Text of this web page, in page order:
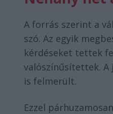
A forrás szerint a
szó. Az egyik
kérdéseket tettek
valószínűsítettek. A
is felmerült.
Ezzel párhuzamosan